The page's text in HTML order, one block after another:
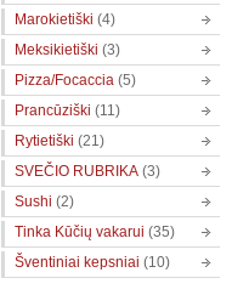
Marokietiški (4)
Meksikietiški (3)
Pizza/Focaccia (5)
Prancūziški (11)
Rytietiški (21)
SVEČIO RUBRIKA (3)
Sushi (2)
Tinka Kūčių vakarui (35)
Šventiniai kepsniai (10)